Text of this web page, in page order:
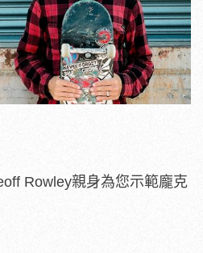
Rowley親身為您示範龐克